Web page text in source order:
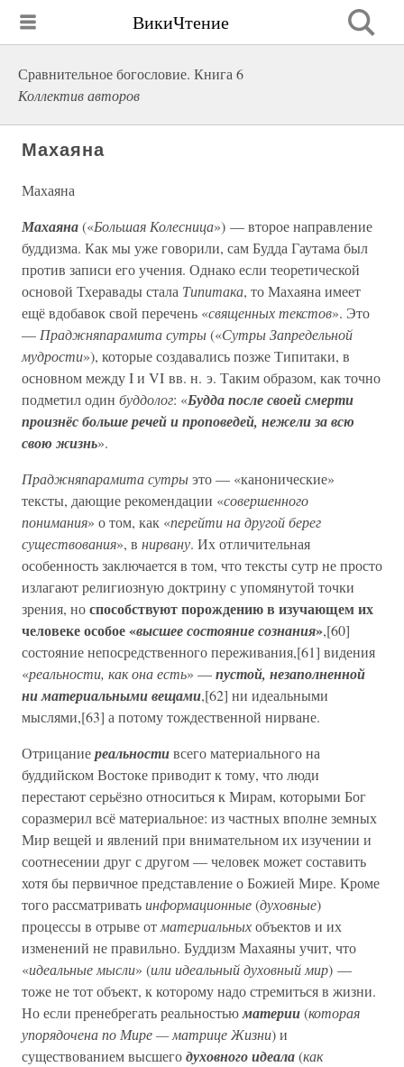
ВикиЧтение
Сравнительное богословие. Книга 6
Коллектив авторов
Махаяна
Махаяна
Махаяна(«Большая Колесница») — второе направление
буддизма. Как мы уже говорили, сам Будда Гаутама был
против записи его учения. Однако если теоретической
основой Тхеравады стала Типитака, то Махаяна имеет
ещё вдобавок свой перечень «священных текстов». Это
— Праджняпарамита сутры(«Сутры Запредельной
мудрости»), которые создавались позже Типитаки, в
основном между I и VI вв. н. э. Таким образом, как точно
подметил один буддолог: «Будда после своей смерти
произнёс больше речей и проповедей, нежели за всю
свою жизнь».
Праджняпарамита сутрыэто — «канонические»
тексты, дающие рекомендации «совершенного
понимания» о том, как «перейти на другой берег
существования», в нирвану. Их отличительная
особенность заключается в том, что тексты сутр не просто
излагают религиозную доктрину с упомянутой точки
зрения, носпособствуют порождению в изучающем их
человеке особое «высшее состояние сознания»,[60]
состояние непосредственного переживания,[61] видения
«реальности, как она есть» —пустой, незаполненной
ни материальными вещами,[62] ни идеальными
мыслями,[63] а потому тождественной нирване.
Отрицаниереальностивсего материального на
буддийском Востоке приводит к тому, что люди
перестают серьёзно относиться к Мирам, которыми Бог
соразмерил всё материальное: из частных вполне земных
Мир вещей и явлений при внимательном их изучении и
соотнесении друг с другом — человек может составить
хотя бы первичное представление о Божией Мире. Кроме
того рассматриватьинформационные(духовные)
процессы в отрыве от материальныхобъектов и их
изменений не правильно. Буддизм Махаяны учит, что
«идеальные мысли» (или идеальный духовный мир) —
тоже не тот объект, к которому надо стремиться в жизни.
Но если пренебрегать реальностьюматерии(которая
упорядочена по Мире — матрице Жизни) и
существованием высшегодуховного идеала(как